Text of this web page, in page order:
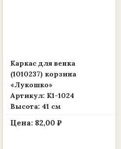
Каркас для венка
(1010237) корзина
«Лукошко»
Артикул: К1-1024
Высота: 41 см
Цена: 82,00 ₽